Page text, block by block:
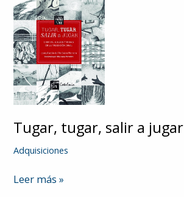
Tugar, tugar, salir a jugar
Adquisiciones
Tugar,
Leer más »